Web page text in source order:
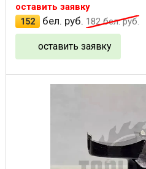
оставить заявку
152
бел. руб. 182бел. руб.
оставить заявку